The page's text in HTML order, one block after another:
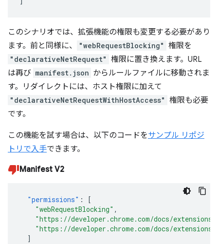
このシナリオでは、拡張機能の権限も変更する必要があり
ます。前と同様に、
"webRequestBlocking" 権限を
"declarativeNetRequest" 権限に置き換えます。URL
は再び manifest.json からルールファイルに移動されま
す。リダイレクトには、ホスト権限に加えて
"declarativeNetRequestWithHostAccess" 権限も必要
です。
この機能を試す場合は、以下のコードをサンプル リポジ
トリで入手できます。
Manifest V2
"permissions" :
[
"webRequestBlocking" ,
"https://developer.chrome.com/docs/
"https://developer.chrome.com/docs/
]